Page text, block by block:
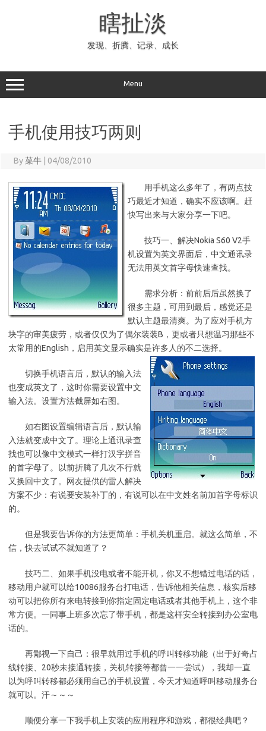
瞎扯淡
发现、折腾、记录、成长
Menu
手机使用技巧两则
By菜牛 04/08/2010
用手机这么多年了，有两点技
巧最近才知道，确实不应该啊。赶
快写出来与大家分享一下吧。
技巧一、解决Nokia S60 V2手
机设置为英文界面后，中文通讯录
无法用英文首字母快速查找。
需求分析：前前后后虽然换了
很多主题，可用到最后，感觉还是
默认主题最清爽。为了应对手机方
块字的审美疲劳，或者仅仅为了偶尔装装B，更或者只想温习那些不
太常用的English，启用英文显示确实是许多人的不二选择。
切换手机语言后，默认的输入法
也变成英文了，这时你需要设置中文
输入法。设置方法截屏如右图。
如右图设置编辑语言后，默认输
入法就变成中文了。理论上通讯录查
找也可以像中文模式一样打汉字拼音
的首字母了。以前折腾了几次不行就
又换回中文了。网友提供的雷人解决
方案不少：有说要安装补丁的，有说可以在中文姓名前加首字母标识
的。
但是我要告诉你的方法更简单：手机关机重启。就这么简单，不
信，快去试试不就知道了？
技巧二、如果手机没电或者不能开机，你又不想错过电话的话，
移动用户就可以给10086服务台打电话，告诉他相关信息，核实后移
动可以把你所有来电转接到你指定固定电话或者其他手机上，这个非
常方便。一同事上班多次忘了带手机，都是这样安全转接到办公室电
话的。
再鄙视一下自己：很早就用过手机的呼叫转移功能（出于好奇占
线转接、20秒未接通转接，关机转接等都曾一一尝试），我却一直
以为呼叫转移都必须用自己的手机设置，今天才知道呼叫移动服务台
就可以。汗～～～
顺便分享一下我手机上安装的应用程序和游戏，都很经典吧？